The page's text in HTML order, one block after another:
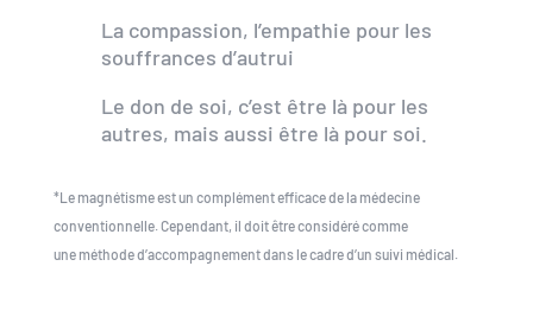
La compassion, l’empathie pour les
souffrances d’autrui
Le don de soi, c’est être là pour les
autres, mais aussi être là pour soi.
*Le magnétisme est un complément efficace de la médecine
conventionnelle. Cependant, il doit être considéré comme
une méthode d’accompagnement dans le cadre d’un suivi médical.